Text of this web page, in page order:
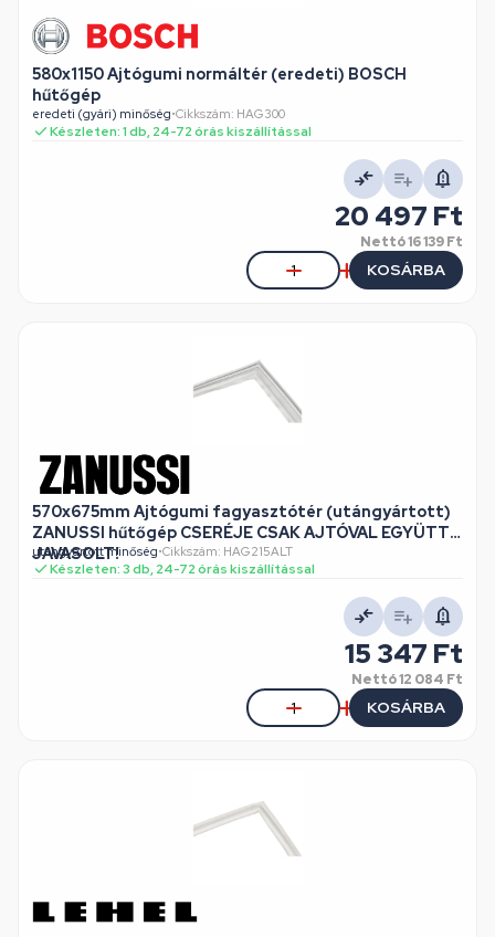
580x1150 Ajtógumi normáltér (eredeti) BOSCH
hűtőgép
eredeti (gyári) minőség•Cikkszám: HAG300
Készleten: 1 db, 24-72 órás kiszállítással
20 497 Ft
Nettó16 139 Ft
KOSÁRBA
570x675mm Ajtógumi fagyasztótér (utángyártott)
ZANUSSI hűtőgép CSERÉJE CSAK AJTÓVAL EGYÜTT
JAVASOLT!
utángyártott minőség•Cikkszám: HAG215ALT
Készleten: 3 db, 24-72 órás kiszállítással
15 347 Ft
Nettó12 084 Ft
KOSÁRBA